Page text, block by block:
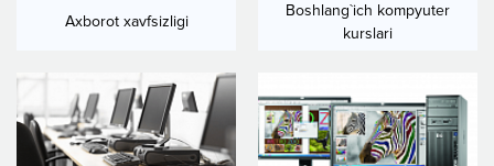
Axborot xavfsizligi
Boshlang`ich kompyuter
kurslari